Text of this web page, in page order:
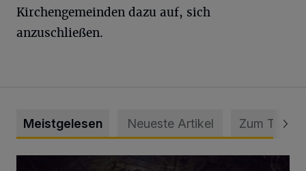
Kirchengemeinden dazu auf, sich
anzuschließen.
Meistgelesen Neueste Artikel Zum Thema